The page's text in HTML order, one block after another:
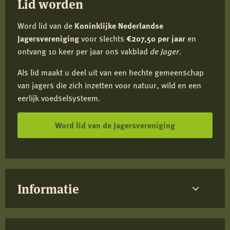
Informatie
Word lid van de Koninklijke Nederlandse
Jagersverenigingvoor slechts €207,50 per jaar en
ontvang 10 keer per jaar ons vakblad de Jager.
Als lid maakt u deel uit van een hechte gemeenschap
van jagers die zich inzetten voor natuur, wild en een
eerlijk voedselsysteem.
Word lid van de Jagersvereniging